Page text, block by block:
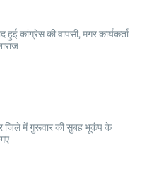
कांग्रेस की वापसी, मगर कार्यकर्ता
जिले में गुरूवार की सुबह भूकंप के